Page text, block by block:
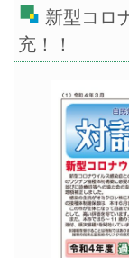
新型コロ
充！！